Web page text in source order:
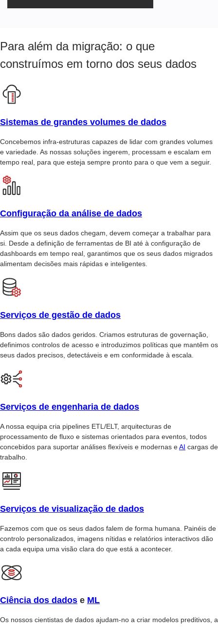
Para além da migração: o que
construímos em torno dos seus dados
Sistemas de grandes volumes de dados
Concebemos infra-estruturas capazes de lidar com grandes volumes
e variedade. As nossas soluções ingerem, processam e escalam em
tempo real, para que esteja sempre pronto para o que vem a seguir.
Configuração da análise de dados
Assim que os seus dados chegam, devem começar a trabalhar para
si. Desde a definição de ferramentas de BI até à configuração de
dashboards em tempo real, garantimos que os seus dados migrados
alimentam decisões mais rápidas e inteligentes.
Serviços de gestão de dados
Bons dados são dados geridos. Criamos estruturas de governação,
definimos controlos de acesso e introduzimos políticas que mantêm os
seus dados precisos, detectáveis e em conformidade à escala.
Serviços de engenharia de dados
A nossa equipa cria pipelines ETL/ELT, arquitecturas de
processamento de fluxo e sistemas orientados para eventos, todos
concebidos para suportar análises flexíveis e modernas eAI cargas de
trabalho.
Serviços de visualização de dados
Fazemos com que os seus dados falem de forma humana. Painéis de
controlo personalizados, imagens nítidas e relatórios interactivos dão
a cada equipa uma visão clara do que está a acontecer.
Ciência dos dados e ML
Os nossos cientistas de dados ajudam-no a criar modelos preditivos, a